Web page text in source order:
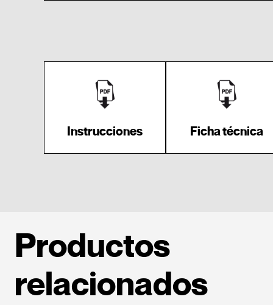
Instrucciones Ficha técnica
Productos
relacionados